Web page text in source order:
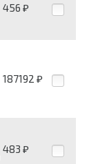
456 ₽
187192 ₽
483 ₽